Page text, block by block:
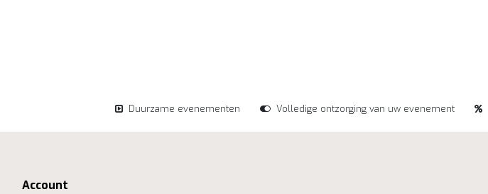
Duurzame evenementen Volledige ontzorging van uw evenement
Account